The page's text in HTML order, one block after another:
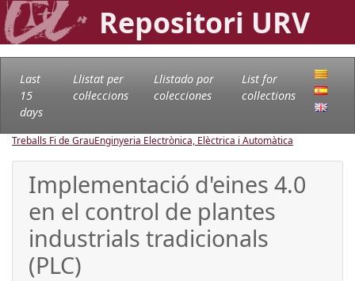
Repositori URV
Last
15
days
Llistat per
col·leccions
Llistado por
colecciones
List for
collections
Treballs Fi de GrauEnginyeria Electrònica, Elèctrica i Automàtica
Implementació d'eines 4.0
en el control de plantes
industrials tradicionals
(PLC)